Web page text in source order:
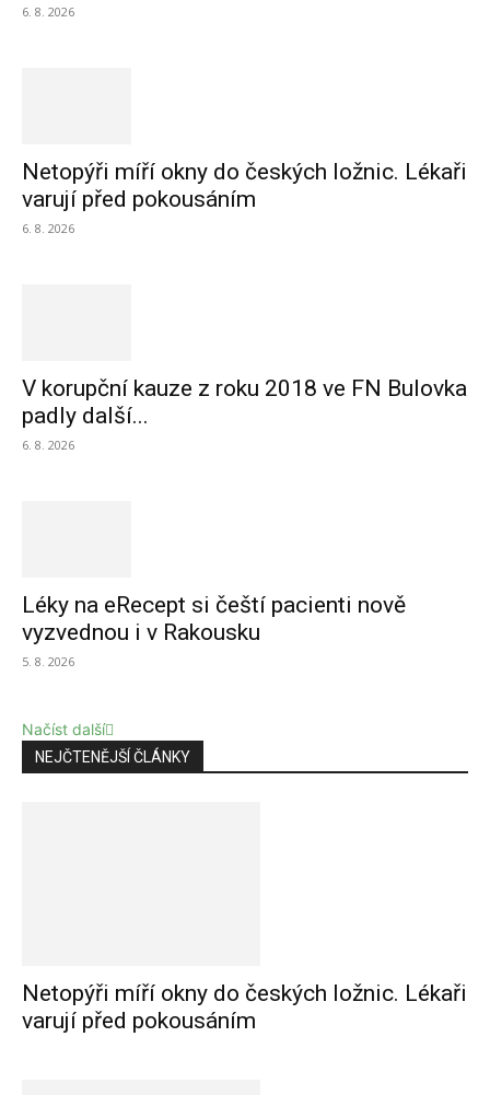
6. 8. 2026
Netopýři míří okny do českých ložnic. Lékaři
varují před pokousáním
6. 8. 2026
V korupční kauze z roku 2018 ve FN Bulovka
padly další...
6. 8. 2026
Léky na eRecept si čeští pacienti nově
vyzvednou i v Rakousku
5. 8. 2026
Načíst další
NEJČTENĚJŠÍ ČLÁNKY
Netopýři míří okny do českých ložnic. Lékaři
varují před pokousáním